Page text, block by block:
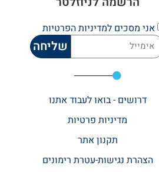
אני מסכים למדיניות הפרטיות
שליחה
דרושים - בואו לעבוד אתנו
מדיניות פרטיות
תקנון אתר​
הצהרת נגישות-עטרת רימונים